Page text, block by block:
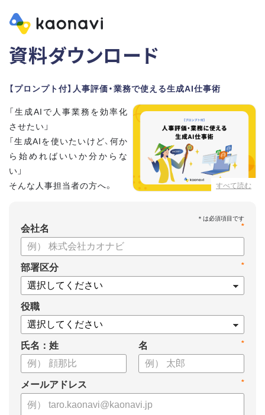
資料ダウンロード
【プロンプト付】人事評価・業務で使える生成AI仕事術
すべて読む
「生成AIで人事業務を効率化
させたい」
「生成AIを使いたいけど、何か
ら始めればいいか分からな
い」
そんな人事担当者の方へ。
本資料では、人事担当者300名の実態調査をもとに現場ですぐ
に役立つ生成AI活用術を紹介しています。
生成AI利用時のポイントや注意事項もまとめているため、これ
から始める方も安心です。評価シートフォーマットの作成や素
案の生成など、コピペで使えるプロンプトも収録！
生成AIを「壁打ち相手」や「作業アシスタント」にして、明日か
らの人事業務を効率化してみませんか？
【資料の内容】
・人事担当者に聞いた「生成AI活用に関する実態調査」
・生成AI利用における注意点やルール
・今日から使えるプロンプト集（人事評価、エンゲージメント業
務）
*
会社名
*
部署区分
役職
氏名：姓 *
名
*
メールアドレス